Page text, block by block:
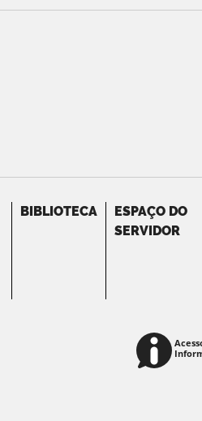
BIBLIOTECA
ESPAÇO DO
SERVIDOR